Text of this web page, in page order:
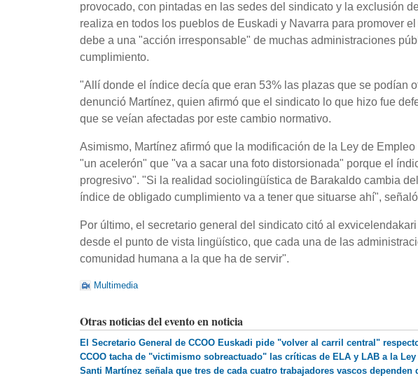
provocado, con pintadas en las sedes del sindicato y la exclusión
realiza en todos los pueblos de Euskadi y Navarra para promover
debe a una "acción irresponsable" de muchas administraciones
cumplimiento.
"Allí donde el índice decía que eran 53% las plazas que se podían
denunció Martínez, quien afirmó que el sindicato lo que hizo fue
que se veían afectadas por este cambio normativo.
Asimismo, Martínez afirmó que la modificación de la Ley de
"un acelerón" que "va a sacar una foto distorsionada" porque el
progresivo". "Si la realidad sociolingüística de Barakaldo cambia
índice de obligado cumplimiento va a tener que situarse ahí",
Por último, el secretario general del sindicato citó al
desde el punto de vista lingüístico, que cada una de las
comunidad humana a la que ha de servir".
Multimedia
Otras noticias del evento en noticia
El Secretario General de CCOO Euskadi pide "volver al carril central"
CCOO tacha de "victimismo sobreactuado" las críticas de ELA y LAB a la
Santi Martínez señala que tres de cada cuatro trabajadores vascos